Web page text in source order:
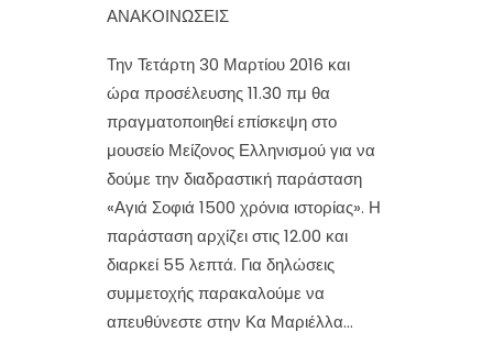
ΑΝΑΚΟΙΝΩΣΕΙΣ
Την Τετάρτη 30 Μαρτίου 2016 και
ώρα προσέλευσης 11.30 πμ θα
πραγματοποιηθεί επίσκεψη στο
μουσείο Μείζονος Ελληνισμού για να
δούμε την διαδραστική παράσταση
«Αγιά Σοφιά 1500 χρόνια ιστορίας». Η
παράσταση αρχίζει στις 12.00 και
διαρκεί 55 λεπτά. Για δηλώσεις
συμμετοχής παρακαλούμε να
απευθύνεστε στην Κα Μαριέλλα...